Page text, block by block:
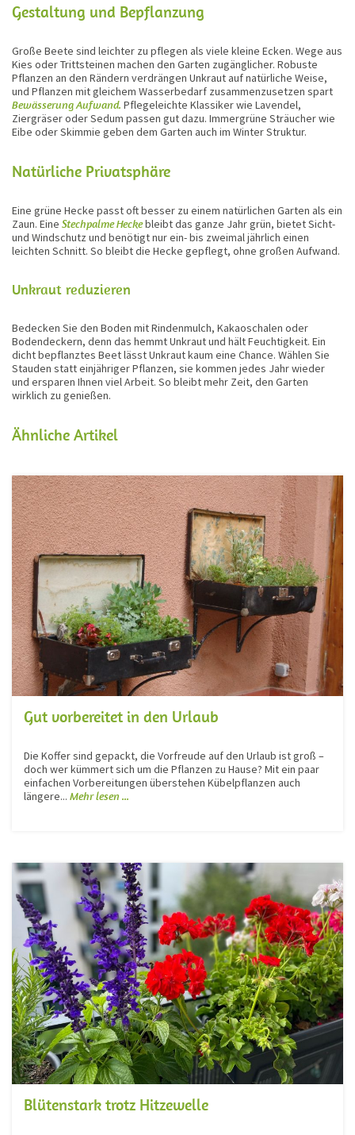
Gestaltung und Bepflanzung
Große Beete sind leichter zu pflegen als viele kleine Ecken. Wege aus
Kies oder Trittsteinen machen den Garten zugänglicher. Robuste
Pflanzen an den Rändern verdrängen Unkraut auf natürliche Weise,
und Pflanzen mit gleichem Wasserbedarf zusammenzusetzen spart
Bewässerung Aufwand. Pflegeleichte Klassiker wie Lavendel,
Ziergräser oder Sedum passen gut dazu. Immergrüne Sträucher wie
Eibe oder Skimmie geben dem Garten auch im Winter Struktur.
Natürliche Privatsphäre
Eine grüne Hecke passt oft besser zu einem natürlichen Garten als ein
Zaun. Eine Stechpalme Heckebleibt das ganze Jahr grün, bietet Sicht-
und Windschutz und benötigt nur ein- bis zweimal jährlich einen
leichten Schnitt. So bleibt die Hecke gepflegt, ohne großen Aufwand.
Unkraut reduzieren
Bedecken Sie den Boden mit Rindenmulch, Kakaoschalen oder
Bodendeckern, denn das hemmt Unkraut und hält Feuchtigkeit. Ein
dicht bepflanztes Beet lässt Unkraut kaum eine Chance. Wählen Sie
Stauden statt einjähriger Pflanzen, sie kommen jedes Jahr wieder
und ersparen Ihnen viel Arbeit. So bleibt mehr Zeit, den Garten
wirklich zu genießen.
Ähnliche Artikel
Gut vorbereitet in den Urlaub
Die Koffer sind gepackt, die Vorfreude auf den Urlaub ist groß –
doch wer kümmert sich um die Pflanzen zu Hause? Mit ein paar
einfachen Vorbereitungen überstehen Kübelpflanzen auch
längere... Mehr lesen ...
Blütenstark trotz Hitzewelle